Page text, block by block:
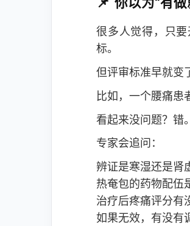
很多人觉得，只
标。
但评审标准早就变
比如，一个腰痛患
看起来没问题？错。
专家会追问：
辨证是寒湿还是肾
热奄包的药物配伍
治疗后疼痛评分有
如果无效，有没有